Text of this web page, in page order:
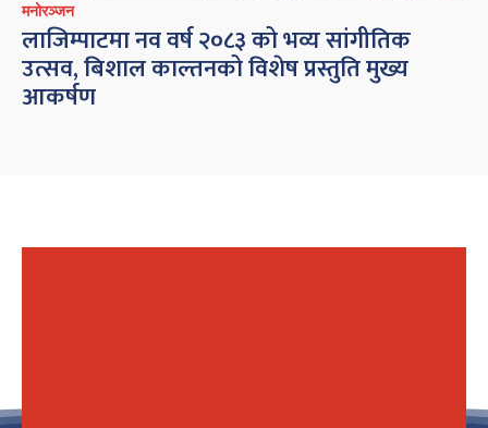
मनोरञ्जन
लाजिम्पाटमा नव वर्ष २०८३ को भव्य सांगीतिक
उत्सव, बिशाल काल्तनको विशेष प्रस्तुति मुख्य
आकर्षण